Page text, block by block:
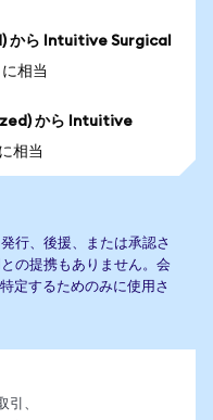
から Intuitive Surgical
相当
から Intuitive
相当
行、後援、または承認さ
の提携もありません。会
定するためのみに使用さ
引、